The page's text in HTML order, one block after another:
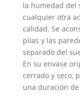
la humedad del
cualquier otra
calidad. Se
pilas y las
separado del
En su envase
cerrado y seco,
una duración de